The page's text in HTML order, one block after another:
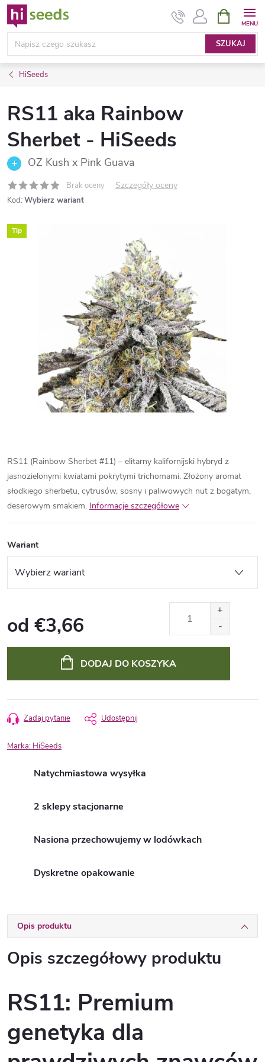
Przejść
do
treści
SZUKAJ
KOSZYK
HiSeeds
RS11 aka Rainbow
Sherbet - HiSeeds
OZ Kush x Pink Guava
Brak oceny Szczegóły oceny
Kod: Wybierz wariant
Tip
RS11 (Rainbow Sherbet #11) – elitarny kalifornijski hybryd z
jasnozielonymi kwiatami pokrytymi trichomami. Złożony aromat
słodkiego sherbetu, cytrusów, sosny i paliwowych nut z bogatym,
deserowym smakiem. Informacje szczegółowe
Wariant
od €3,66
DODAJ DO KOSZYKA
Zadaj pytanie Udostępnij
Marka: HiSeeds
Natychmiastowa wysyłka
2 sklepy stacjonarne
Nasiona przechowujemy w lodówkach
Dyskretne opakowanie
Opis produktu
Opis szczegółowy produktu
RS11: Premium
genetyka dla